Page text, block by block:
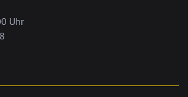
Uhr